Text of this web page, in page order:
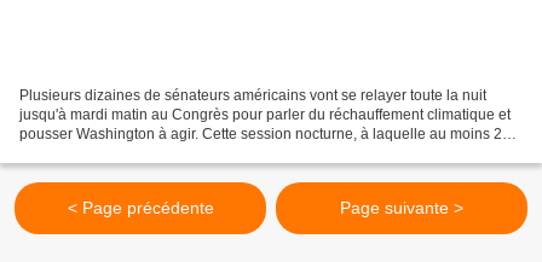
Plusieurs dizaines de sénateurs américains vont se relayer toute la nuit
jusqu'à mardi matin au Congrès pour parler du réchauffement climatique et
pousser Washington à agir. Cette session nocturne, à laquelle au moins 28
< Page précédente Page suivante >